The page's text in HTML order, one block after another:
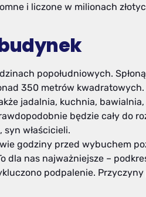
i liczone w milionach
budynek
popołudniowych.
350 metrów
jadalnia, kuchnia,
będzie cały do
właścicieli.
godziny przed wybuchem
dla nas najważniejsze –
podpalenie.